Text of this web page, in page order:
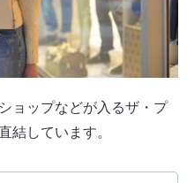
ョップなどが入るザ・プ
結しています。